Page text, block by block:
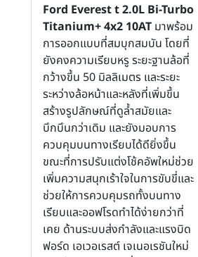
Ford Everest t 2.0L Bi-Turbo
Titanium+ 4x2 10AT มาพร้อม
การออกแบบที่สมบุกสมบัน โดยที่
ยังคงความเรียบหรู ระยะฐานล้อที่
กว้างขึ้น 50 มิลลิเมตร และระยะ
ระหว่างล้อหน้าและหลังที่เพิ่มขึ้น
สร้างรูปลักษณ์ที่ดูล้ำสมัยและ
บึกบึนกว่าเดิม และยังมอบการ
ควบคุมบนทางเรียบได้ดียิ่งขึ้น
ขณะที่การปรับแต่งโช้คอัพใหม่ช่วย
เพิ่มความสนุกเร้าใจในการขับขี่และ
ช่วยให้การควบคุมรถทั้งบนทาง
เรียบและออฟโรดทำได้ง่ายกว่าที่
เคย ด้านระบบส่งกำลังและแรงบิด
ฟอร์ด เอเวอเรสต์ เจเนอเรชันใหม่